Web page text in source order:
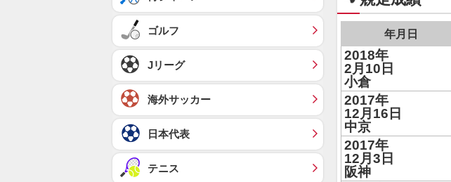
年月日
2018年
2月10日
小倉
2017年
12月16日
中京
2017年
12月3日
阪神
ゴルフ
Jリーグ
海外サッカー
日本代表
テニス